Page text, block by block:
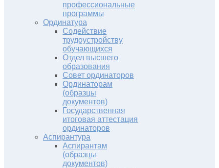
профессиональные
программы
Ординатура
Содействие
трудоустройству
обучающихся
Отдел высшего
образования
Совет ординаторов
Ординаторам
(образцы
документов)
Государственная
итоговая аттестация
ординаторов
Аспирантура
Аспирантам
(образцы
документов)